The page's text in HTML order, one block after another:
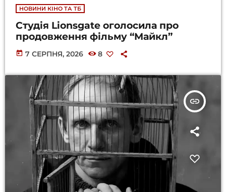
НОВИНИ КІНО ТА ТБ
Студія Lionsgate оголосила про
продовження фільму “Майкл”
today 7 СЕРПНЯ, 2026 8
insert_link